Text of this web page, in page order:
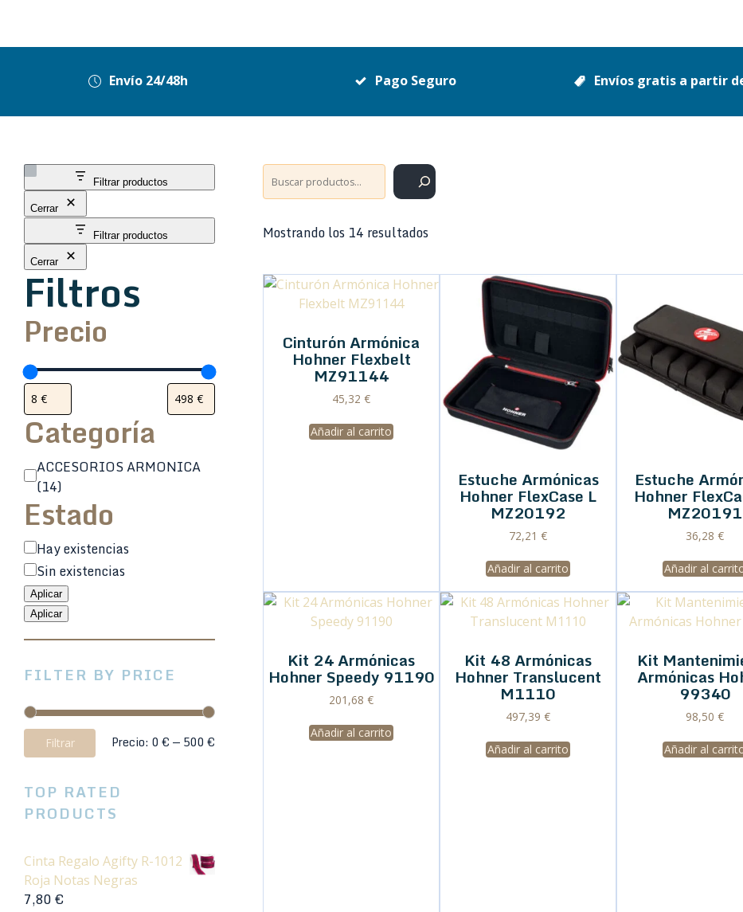
Envío 24/48h Pago Seguro Envíos gratis a partir
Filtrar productos
Cerrar
Filtrar productos
Cerrar
Filtros
Precio
Categoría
Categoría
ACCESORIOS ARMONICA
(14)
Estado
Estado
Hay existencias
Sin existencias
Aplicar
Aplicar
FILTER BY PRICE
Filtrar Precio: 0 € — 500 €
TOP RATED
PRODUCTS
Cinta Regalo Agifty R-1012
Roja Notas Negras
7,80€
Buscar
Mostrando los 14 resultados
Cinturón Armónica
Hohner Flexbelt
MZ91144
45,32 €
Añadir al carrito
Estuche Armónicas
Hohner FlexCase L
MZ20192
72,21 €
Añadir al carrito
Estuche
Hohner
MZ20191
36,28 €
Añadir al
Kit 24 Armónicas
Hohner Speedy 91190
201,68 €
Añadir al carrito
Kit 48 Armónicas
Hohner Translucent
M1110
497,39 €
Añadir al carrito
Kit
Armónicas
99340
98,50 €
Añadir al